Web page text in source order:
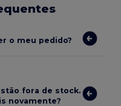
o meu pedido?
fora de stock.
novamente?